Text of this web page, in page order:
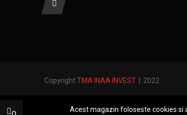
CopyrightTMA INAA INVEST 2022
Acest magazin foloseste cookies si